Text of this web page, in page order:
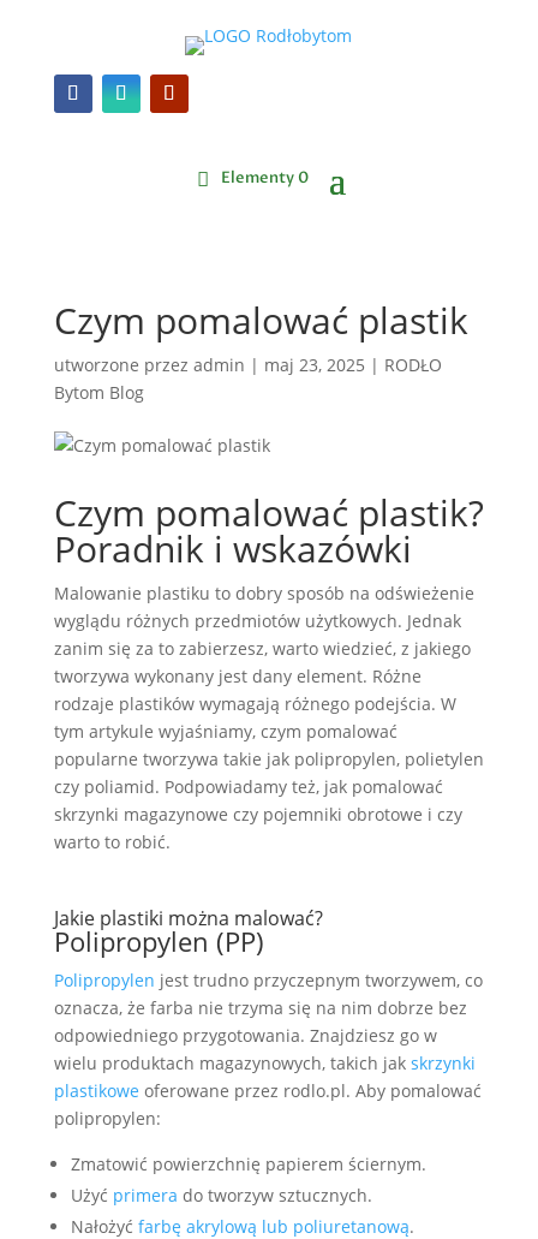
Elementy 0
Czym pomalować plastik
utworzone przez admin | maj 23, 2025 | RODŁO
Bytom Blog
Czym pomalować plastik?
Poradnik i wskazówki
Malowanie plastiku to dobry sposób na odświeżenie
wyglądu różnych przedmiotów użytkowych. Jednak
zanim się za to zabierzesz, warto wiedzieć, z jakiego
tworzywa wykonany jest dany element. Różne
rodzaje plastików wymagają różnego podejścia. W
tym artykule wyjaśniamy, czym pomalować
popularne tworzywa takie jak polipropylen, polietylen
czy poliamid. Podpowiadamy też, jak pomalować
skrzynki magazynowe czy pojemniki obrotowe i czy
warto to robić.
Jakie plastiki można malować?
Polipropylen (PP)
Polipropylen jest trudno przyczepnym tworzywem, co
oznacza, że farba nie trzyma się na nim dobrze bez
odpowiedniego przygotowania. Znajdziesz go w
wielu produktach magazynowych, takich jak skrzynki
plastikowe oferowane przez rodlo.pl. Aby pomalować
polipropylen:
Zmatowić powierzchnię papierem ściernym.
Użyć primera do tworzyw sztucznych.
Nałożyć farbę akrylową lub poliuretanową.